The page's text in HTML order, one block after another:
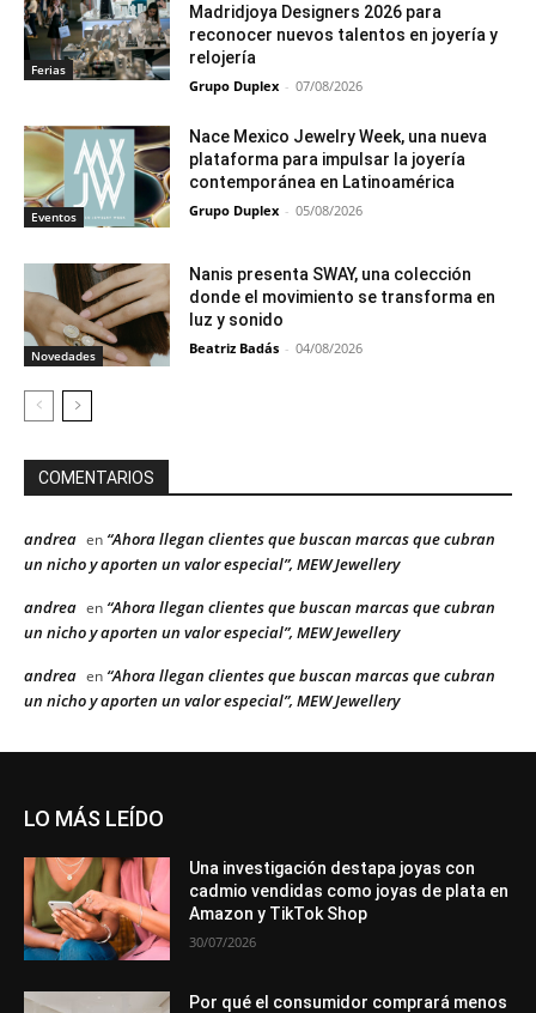
Ferias
Madridjoya Designers 2026 para
reconocer nuevos talentos en joyería y
relojería
Grupo Duplex - 07/08/2026
Eventos
Nace Mexico Jewelry Week, una nueva
plataforma para impulsar la joyería
contemporánea en Latinoamérica
Grupo Duplex - 05/08/2026
Novedades
Nanis presenta SWAY, una colección
donde el movimiento se transforma en
luz y sonido
Beatriz Badás - 04/08/2026
COMENTARIOS
andrea en “Ahora llegan clientes que buscan marcas que cubran
un nicho y aporten un valor especial”, MEW Jewellery
andrea en “Ahora llegan clientes que buscan marcas que cubran
un nicho y aporten un valor especial”, MEW Jewellery
andrea en “Ahora llegan clientes que buscan marcas que cubran
un nicho y aporten un valor especial”, MEW Jewellery
LO MÁS LEÍDO
Una investigación destapa joyas con
cadmio vendidas como joyas de plata en
Amazon y TikTok Shop
30/07/2026
Por qué el consumidor comprará menos